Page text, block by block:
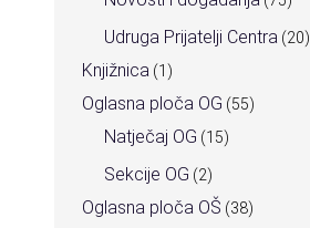
Udruga Prijatelji Centra (20)
Knjižnica (1)
Oglasna ploča OG (55)
Natječaj OG (15)
Sekcije OG (2)
Oglasna ploča OŠ (38)